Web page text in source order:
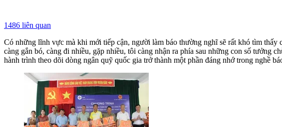
1486 liên quan
Có những lĩnh vực mà khi mới tiếp cận, người làm báo thường nghĩ sẽ rất khó tìm
càng gắn bó, càng đi nhiều, gặp nhiều, tôi càng nhận ra phía sau những con số tưởng
hành trình theo dõi dòng ngân quỹ quốc gia trở thành một phần đáng nhớ trong nghề